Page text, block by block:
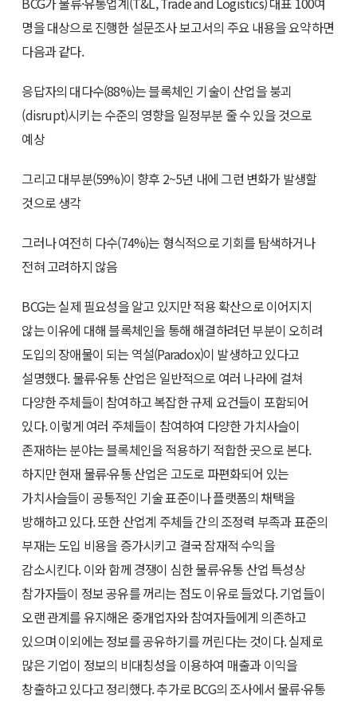
명을 대상으로 진행한 설문조사 보고서의 주요 내용을 요약하면
다음과 같다.
응답자의 대다수(88%)는 블록체인 기술이 산업을 붕괴
(disrupt)시키는 수준의 영향을 일정부분 줄 수 있을 것으로
예상
그리고 대부분(59%)이 향후 2~5년 내에 그런 변화가 발생할
것으로 생각
그러나 여전히 다수(74%)는 형식적으로 기회를 탐색하거나
전혀 고려하지 않음
BCG는 실제 필요성을 알고 있지만 적용 확산으로 이어지지
않는 이유에 대해 블록체인을 통해 해결하려던 부분이 오히려
도입의 장애물이 되는 역설(Paradox)이 발생하고 있다고
설명했다. 물류·유통 산업은 일반적으로 여러 나라에 걸쳐
다양한 주체들이 참여하고 복잡한 규제 요건들이 포함되어
있다. 이렇게 여러 주체들이 참여하여 다양한 가치사슬이
존재하는 분야는 블록체인을 적용하기 적합한 곳으로 본다.
하지만 현재 물류·유통 산업은 고도로 파편화되어 있는
가치사슬들이 공통적인 기술 표준이나 플랫폼의 채택을
방해하고 있다. 또한 산업계 주체들 간의 조정력 부족과 표준의
부재는 도입 비용을 증가시키고 결국 잠재적 수익을
감소시킨다. 이와 함께 경쟁이 심한 물류·유통 산업 특성상
참가자들이 정보 공유를 꺼리는 점도 이유로 들었다. 기업들이
오랜 관계를 유지해온 중개업자와 참여자들에게 의존하고
있으며 이외에는 정보를 공유하기를 꺼린다는 것이다. 실제로
많은 기업이 정보의 비대칭성을 이용하여 매출과 이익을
창출하고 있다고 정리했다. 추가로 BCG의 조사에서 물류·유통